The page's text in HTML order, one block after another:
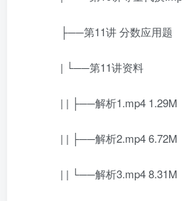
├──第11讲 分数应用题
| └──第11讲资料
| | ├──解析1.mp4 1.29M
| | ├──解析2.mp4 6.72M
| | └──解析3.mp4 8.31M